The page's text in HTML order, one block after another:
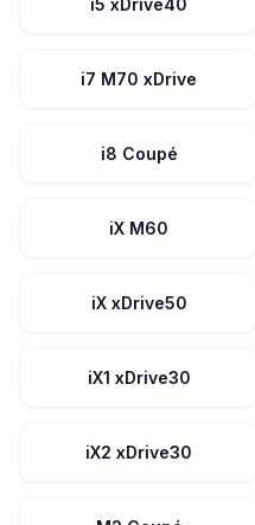
i5 xDrive40
i7 M70 xDrive
i8 Coupé
iX M60
iX xDrive50
iX1 xDrive30
iX2 xDrive30